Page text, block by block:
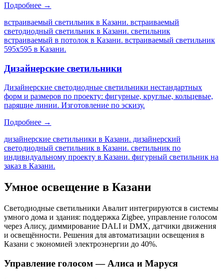
Подробнее →
встраиваемый светильник в Казани. встраиваемый
светодиодный светильник в Казани. светильник
встраиваемый в потолок в Казани. встраиваемый светильник
595х595 в Казани.
Дизайнерские светильники
Дизайнерские светодиодные светильники нестандартных
форм и размеров по проекту: фигурные, круглые, кольцевые,
парящие линии. Изготовление по эскизу.
Подробнее →
дизайнерские светильники в Казани. дизайнерский
светодиодный светильник в Казани. светильник по
индивидуальному проекту в Казани. фигурный светильник на
заказ в Казани.
Умное освещение в Казани
Светодиодные светильники Авалит интегрируются в системы
умного дома и здания: поддержка Zigbee, управление голосом
через Алису, диммирование DALI и DMX, датчики движения
и освещённости. Решения для автоматизации освещения в
Казани с экономией электроэнергии до 40%.
Управление голосом — Алиса и Маруся